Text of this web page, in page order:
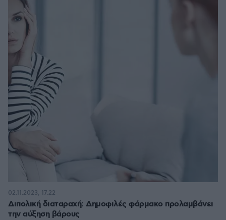
Διπολική διαταραχή: Δημοφιλές φάρμακο προλαμβάνει
την αύξηση βάρους
02.11.2023, 17:22